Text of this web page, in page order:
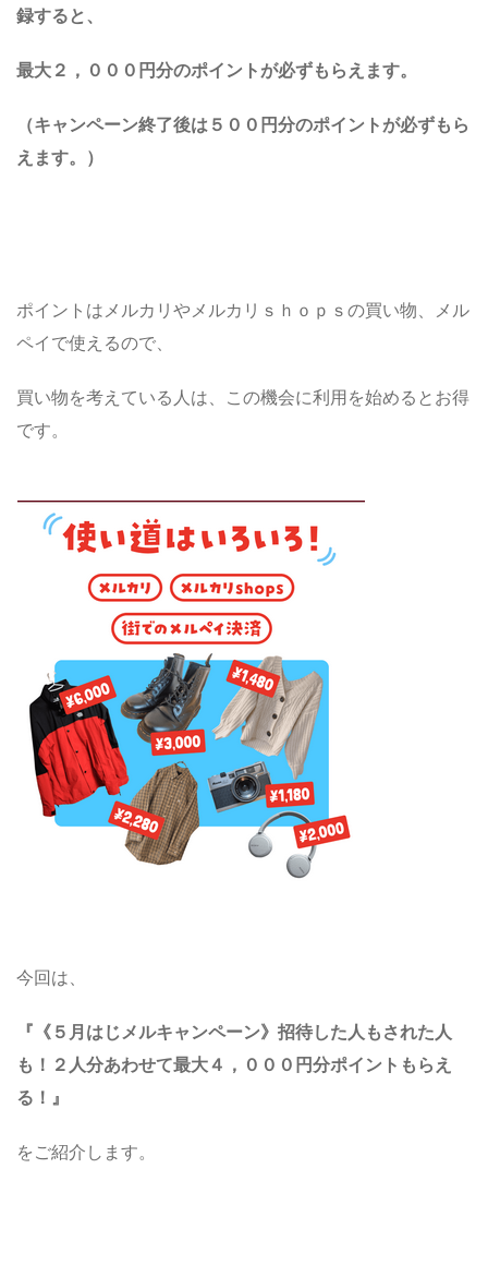
録すると、
最大 ２，０００円分のポイントが必ずもらえます。
（キャンペーン終了後は５００円分のポイントが必ずもら
えます。）
ポイントはメルカリやメルカリｓｈｏｐｓの買い物、メル
ペイで使えるので、
買い物を考えている人は、この機会に利用を始めるとお得
です。
今回は、
『《５月はじメルキャンペーン》招待した人もされた人
も！２人分あわせて最大４，０００円分ポイントもらえ
る！ 』
をご紹介します。